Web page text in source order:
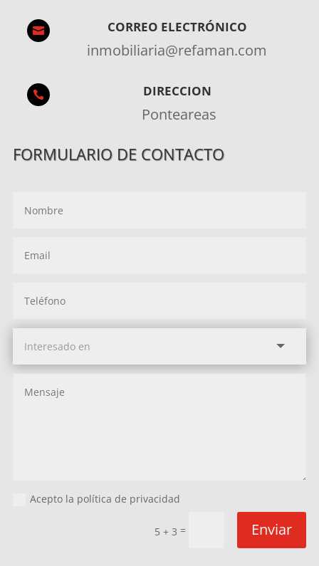
 CORREO ELECTRÓNICO
inmobiliaria@refaman.com
 DIRECCION
Ponteareas
FORMULARIO DE CONTACTO
Acepto la política de privacidad
5 + 3 = Enviar